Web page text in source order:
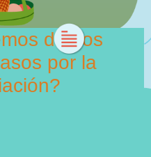
dar los
por la